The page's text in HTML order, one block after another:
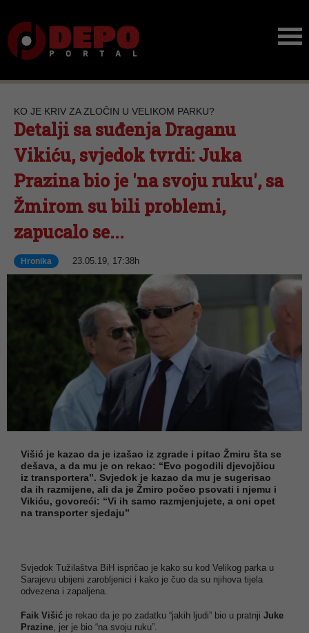
KO JE KRIV ZA ZLOČIN U VELIKOM PARKU?
Detalji sa suđenja Draganu
Vikiću, svjedok tvrdi: Juka
Prazina bio je 'na svoju ruku', sa
Žmirom su bili problemi,
zapucalo se...
Hronika 23.05.19, 17:38h
Višić je kazao da je izašao iz zgrade i pitao Žmiru šta se
dešava, a da mu je on rekao: “Evo pogodili djevojčicu
iz transportera”. Svjedok je kazao da mu je sugerisao
da ih razmijene, ali da je Žmiro počeo psovati i njemu i
Vikiću, govoreći: “Vi ih samo razmjenjujete, a oni opet
na transporter sjedaju”
Svjedok Tužilaštva BiH ispričao je kako su kod Velikog parka u
Sarajevu ubijeni zarobljenici i kako je čuo da su njihova tijela
odvezena i zapaljena.
Faik Višić je rekao da je po zadatku “jakih ljudi” bio u pratnji Juke
Prazine , jer je bio “na svoju ruku”.